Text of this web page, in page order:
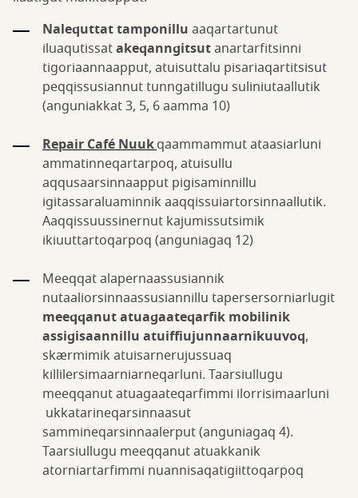
Nalequttat tamponillu aaqartartunut
iluaqutissatakeqanngitsutanartarfitsinni
tigoriaannaapput, atuisuttalu pisariaqartitsisut
peqqissusiannut tunngatillugu suliniutaallutik
(anguniakkat 3, 5, 6 aamma 10)
Repair Café Nuukqaammammut ataasiarluni
ammatinneqartarpoq, atuisullu
aqqusaarsinnaapput pigisaminnillu
igitassaraluaminnik aaqqissuiartorsinnaallutik.
Aaqqissuussinernut kajumissutsimik
ikiuuttartoqarpoq (anguniagaq 12)
Meeqqat alapernaassusiannik
nutaaliorsinnaassusiannillu tapersersorniarlugit
meeqqanut atuagaateqarfik mobilinik
assigisaannillu atuiffiujunnaarnikuuvoq,
skærmimik atuisarnerujussuaq
killilersimaarniarneqarluni. Taarsiullugu
meeqqanut atuagaateqarfimmi ilorrisimaarluni
ukkatarineqarsinnaasut
sammineqarsinnaalerput (anguniagaq 4).
Taarsiullugu meeqqanut atuakkanik
atorniartarfimmi nuannisaqatigiittoqarpoq